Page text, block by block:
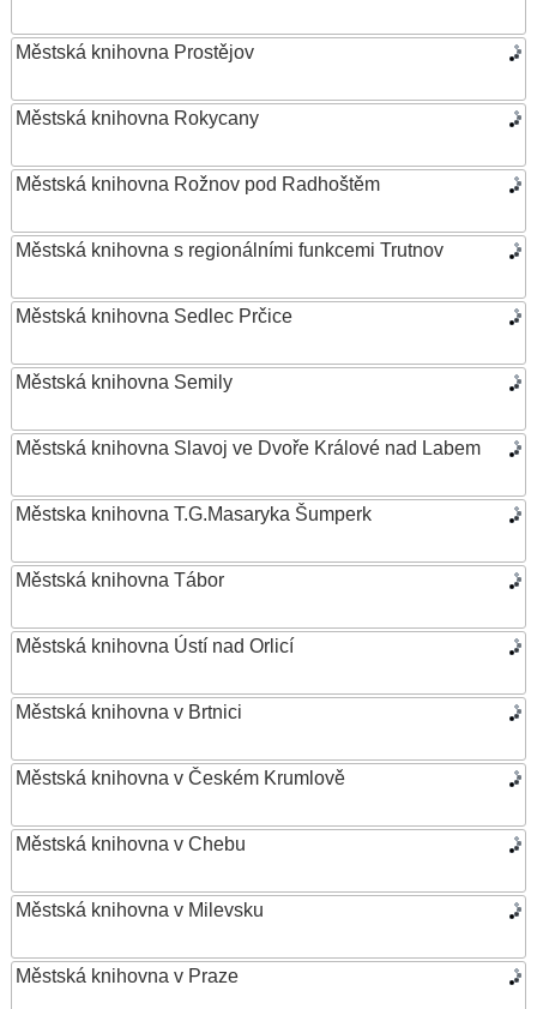
Městská knihovna Prostějov
Městská knihovna Rokycany
Městská knihovna Rožnov pod Radhoštěm
Městská knihovna s regionálními funkcemi Trutnov
Městská knihovna Sedlec Prčice
Městská knihovna Semily
Městská knihovna Slavoj ve Dvoře Králové nad Labem
Městska knihovna T.G.Masaryka Šumperk
Městská knihovna Tábor
Městská knihovna Ústí nad Orlicí
Městská knihovna v Brtnici
Městská knihovna v Českém Krumlově
Městská knihovna v Chebu
Městská knihovna v Milevsku
Městská knihovna v Praze